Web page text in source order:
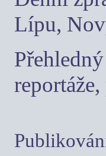
Lípu,